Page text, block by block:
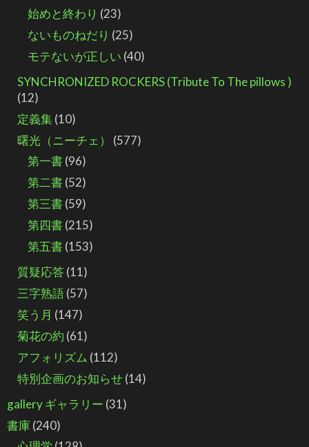
始めと終わり (23)
ないものねだり (25)
モテないが正しい (40)
SYNCHRONIZED ROCKERS (Tribute To The pillows )
(12)
定義集(10)
曙光（ニーチェ）
(577)
第一書(96)
第二書(52)
第三書(59)
第四書(215)
第五書(153)
質疑応答(11)
三字熟語(57)
笑う月 (147)
菊花の約 (61)
アフォリズム (112)
特別企画のお知らせ(14)
gallery ギャラリー (31)
書庫(240)